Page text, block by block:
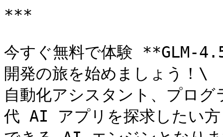
***
今すぐ無料で体験 **GLM-
開発の旅を始めましょう！\
自動化アシスタント、プロ
代 AI アプリを探求したい